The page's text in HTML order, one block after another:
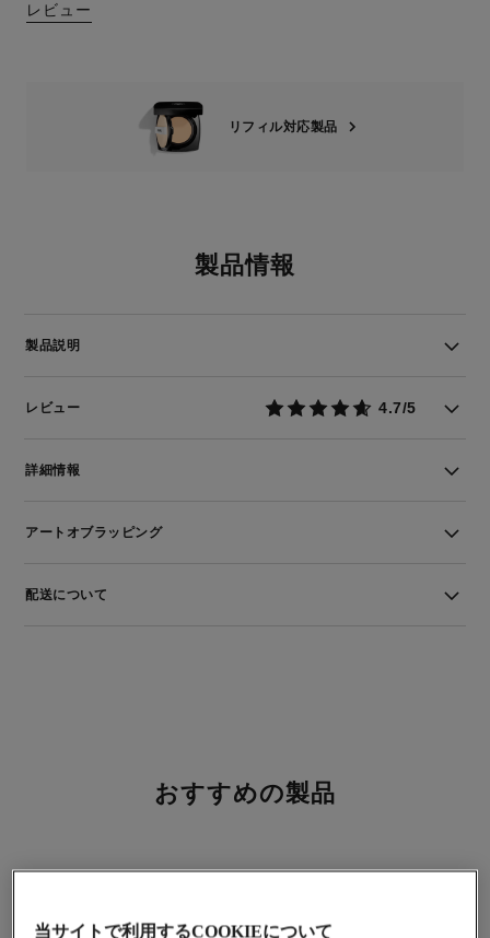
レビュー
リフィル対応製品
製品情報
製品説明
レビュー 4.7/5
詳細情報
アートオブラッピング
配送について
おすすめの製品
当サイトで利用するCOOKIEについて